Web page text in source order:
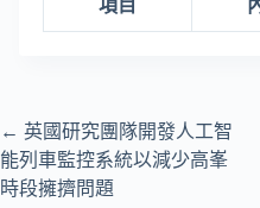
項目
← 英國研究團隊開發人工智
能列車監控系統以減少高峯
時段擁擠問題